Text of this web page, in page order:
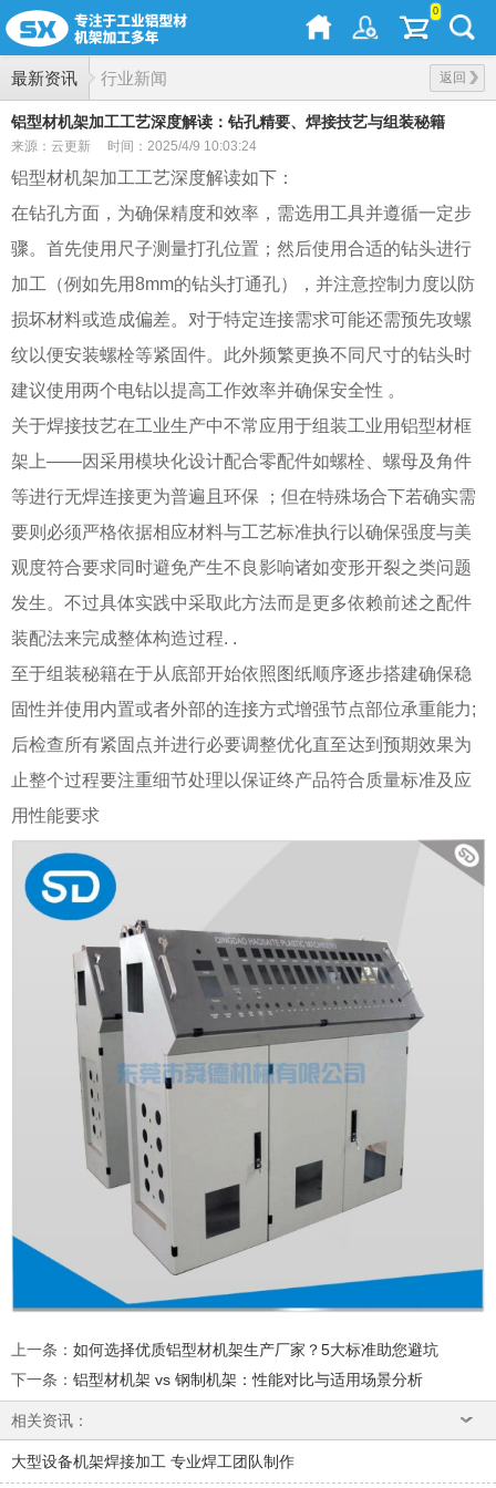
0
最新资讯 返回
行业新闻
铝型材机架加工工艺深度解读：钻孔精要、焊接技艺与组装秘籍
来源：云更新 时间：2025/4/9 10:03:24
铝型材机架加工工艺深度解读如下：
在钻孔方面，为确保精度和效率，需选用工具并遵循一定步
骤。首先使用尺子测量打孔位置；然后使用合适的钻头进行
加工（例如先用8mm的钻头打通孔），并注意控制力度以防
损坏材料或造成偏差。对于特定连接需求可能还需预先攻螺
纹以便安装螺栓等紧固件。此外频繁更换不同尺寸的钻头时
建议使用两个电钻以提高工作效率并确保安全性 。
关于焊接技艺在工业生产中不常应用于组装工业用铝型材框
架上——因采用模块化设计配合零配件如螺栓、螺母及角件
等进行无焊连接更为普遍且环保 ；但在特殊场合下若确实需
要则必须严格依据相应材料与工艺标准执行以确保强度与美
观度符合要求同时避免产生不良影响诸如变形开裂之类问题
发生。不过具体实践中采取此方法而是更多依赖前述之配件
装配法来完成整体构造过程. .
至于组装秘籍在于从底部开始依照图纸顺序逐步搭建确保稳
固性并使用内置或者外部的连接方式增强节点部位承重能力;
后检查所有紧固点并进行必要调整优化直至达到预期效果为
止整个过程要注重细节处理以保证终产品符合质量标准及应
用性能要求
上一条 ： 如何选择优质铝型材机架生产厂家？5大标准助您避坑
下一条 ： 铝型材机架 vs 钢制机架：性能对比与适用场景分析
相关资讯：
大型设备机架焊接加工 专业焊工团队制作